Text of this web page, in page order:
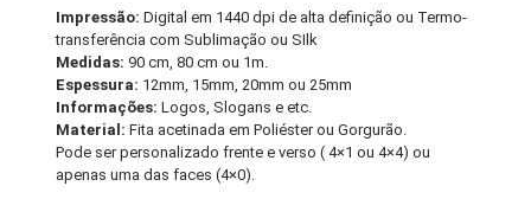
Impressão: Digital em 1440 dpi de alta definição ou Termo-
transferência com Sublimação ou SIlk
Medidas: 90 cm, 80 cm ou 1m.
Espessura: 12mm, 15mm, 20mm ou 25mm
Informações:Logos, Slogans e etc.
Material: Fita acetinada em Poliéster ou Gorgurão.
Pode ser personalizado frente e verso ( 4×1 ou 4×4) ou
apenas uma das faces (4×0).